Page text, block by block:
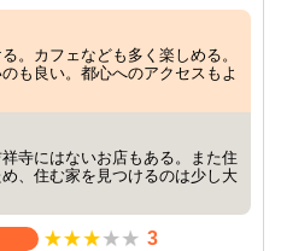
。カフェなども多く楽しめる。
も良い。都心へのアクセスもよ
寺にはないお店もある。また住
、住む家を見つけるのは少し大
3